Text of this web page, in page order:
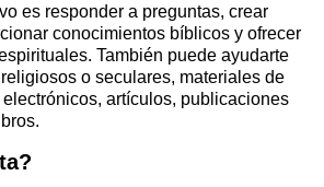
es responder a preguntas, crear
conocimientos bíblicos y ofrecer
También puede ayudarte
o seculares, materiales de
artículos, publicaciones